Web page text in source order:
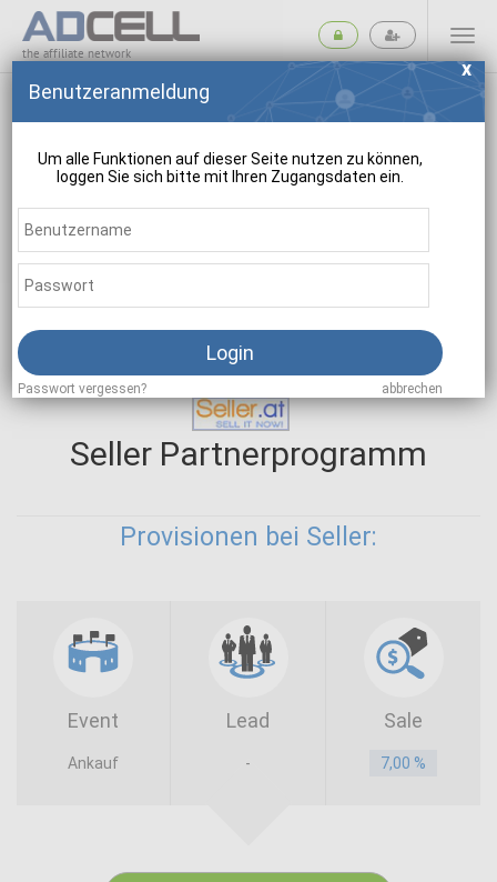
the affiliate network
Seller Partnerprogramm
Provisionen bei Seller:
Event Lead Sale
Ankauf - 7,00 %
Benutzeranmeldung
Um alle Funktionen auf dieser Seite nutzen zu können,
loggen Sie sich bitte mit Ihren Zugangsdaten ein.
Login
Passwort vergessen? abbrechen